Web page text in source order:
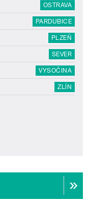
OSTRAVA
PARDUBICE
PLZEŇ
SEVER
VYSOČINA
ZLÍN